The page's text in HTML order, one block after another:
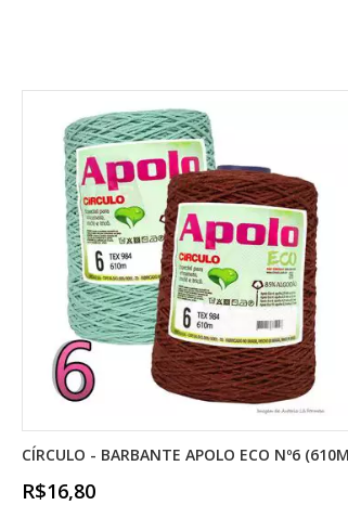
CÍRCULO - BARBANTE APOLO ECO Nº6
R$16,80